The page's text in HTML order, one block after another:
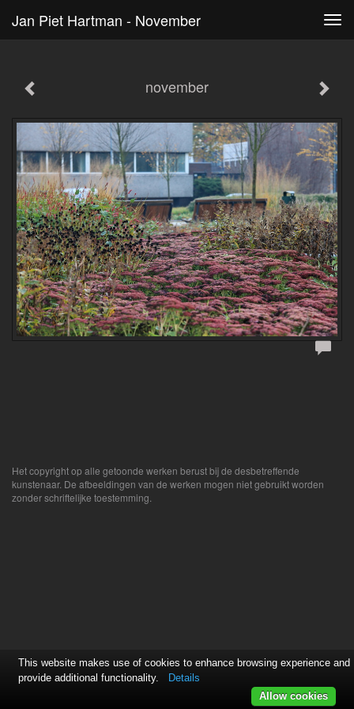
Jan Piet Hartman - November
november
Het copyright op alle getoonde werken berust bij de desbetreffende
kunstenaar. De afbeeldingen van de werken mogen niet gebruikt worden
zonder schriftelijke toestemming.
This website makes use of cookies to enhance browsing experience and
provide additional functionality.
Details
Allow cookies